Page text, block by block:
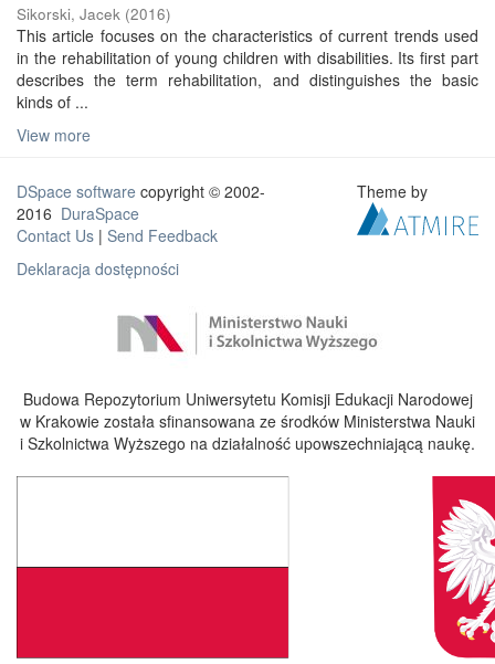
Sikorski, Jacek (2016)
This article focuses on the characteristics of current trends used
in the rehabilitation of young children with disabilities. Its first part
describes the term rehabilitation, and distinguishes the basic
kinds of ...
View more
DSpace software copyright © 2002-
2016 DuraSpace
Contact Us | Send Feedback
Deklaracja dostępności
Theme by
Budowa Repozytorium Uniwersytetu Komisji Edukacji Narodowej
w Krakowie została sfinansowana ze środków Ministerstwa Nauki
i Szkolnictwa Wyższego na działalność upowszechniającą naukę.